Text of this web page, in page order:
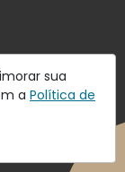
sua
a Política de